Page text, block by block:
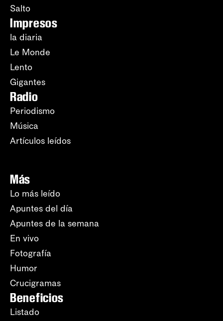
Salto
Impresos
la diaria
Le Monde
Lento
Gigantes
Radio
Periodismo
Música
Artículos leídos
Más
Lo más leído
Apuntes del día
Apuntes de la semana
En vivo
Fotografía
Humor
Crucigramas
Beneficios
Listado